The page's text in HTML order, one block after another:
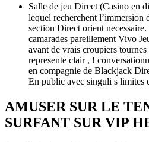
Salle de jeu Direct (Casino en
lequel recherchent l’immersion
section Direct orient
camarades pareillement Vivo
avant de vrais croupiers
represente clair , !
en compagnie de Blackjack
En public avec singuli s limites
AMUSER SUR LE
SURFANT SUR VIP